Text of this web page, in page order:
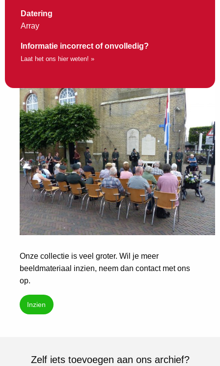
Datering
Array
Informatie incorrect of onvolledig?
Laat het ons hier weten! »
Onze collectie is veel groter. Wil je meer
beeldmateriaal inzien, neem dan contact met ons
op.
Inzien
Zelf iets toevoegen aan ons archief?